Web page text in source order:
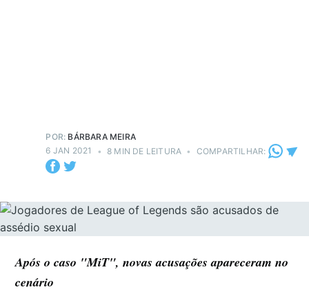
POR: BÁRBARA MEIRA
6 JAN 2021
• 8 MIN DE LEITURA • COMPARTILHAR:
Após o caso "MiT", novas acusações apareceram no
cenário